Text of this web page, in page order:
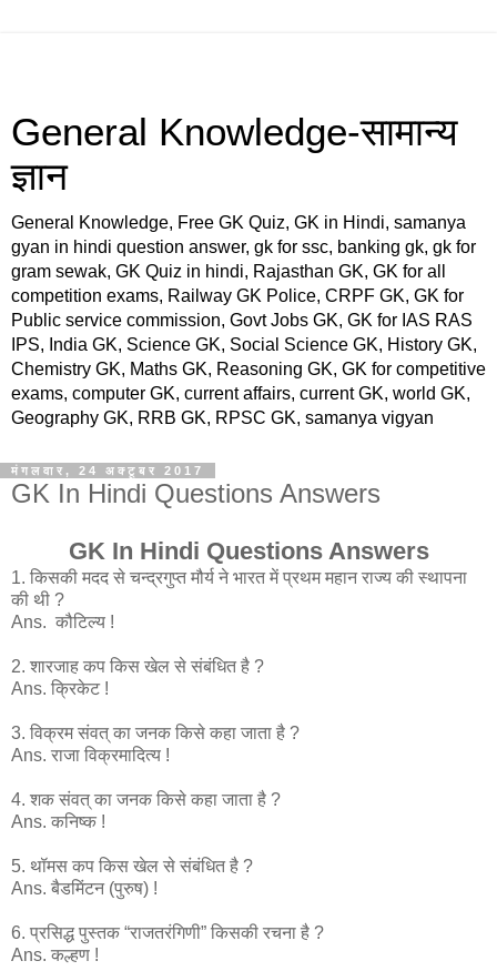
General Knowledge-सामान्य
ज्ञान
General Knowledge, Free GK Quiz, GK in Hindi, samanya
gyan in hindi question answer, gk for ssc, banking gk, gk for
gram sewak, GK Quiz in hindi, Rajasthan GK, GK for all
competition exams, Railway GK Police, CRPF GK, GK for
Public service commission, Govt Jobs GK, GK for IAS RAS
IPS, India GK, Science GK, Social Science GK, History GK,
Chemistry GK, Maths GK, Reasoning GK, GK for competitive
exams, computer GK, current affairs, current GK, world GK,
Geography GK, RRB GK, RPSC GK, samanya vigyan
मंगलवार, 24 अक्टूबर 2017
GK In Hindi Questions Answers
GK In Hindi Questions Answers
1. किसकी मदद से चन्द्रगुप्त मौर्य ने भारत में प्रथम महान राज्य की स्थापना
की थी ?
Ans. कौटिल्य !
2. शारजाह कप किस खेल से संबंधित है ?
Ans. क्रिकेट !
3. विक्रम संवत् का जनक किसे कहा जाता है ?
Ans. राजा विक्रमादित्य !
4. शक संवत् का जनक किसे कहा जाता है ?
Ans. कनिष्क !
5. थॉमस कप किस खेल से संबंधित है ?
Ans. बैडमिंटन (पुरुष) !
6. प्रसिद्ध पुस्तक “राजतरंगिणी” किसकी रचना है ?
Ans. कल्हण !